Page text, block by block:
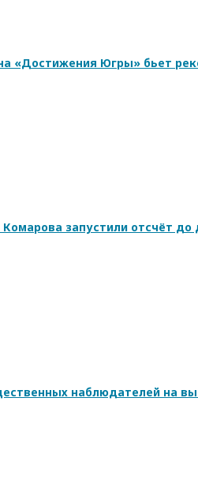
«Достижения Югры» бьет
запустили отсчёт
наблюдателей на